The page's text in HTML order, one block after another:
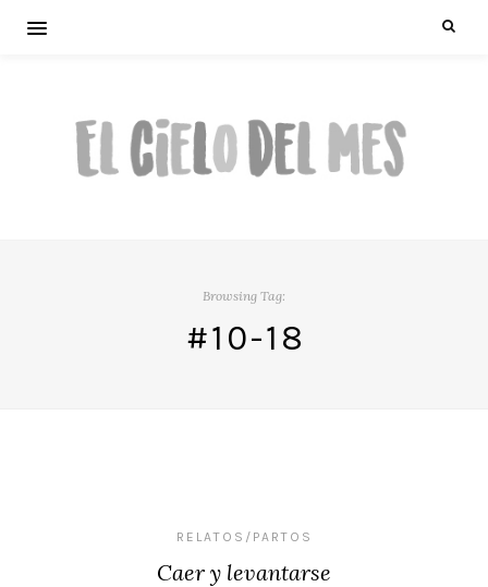
Browsing Tag:
#10-18
RELATOS/PARTOS
Caer y levantarse